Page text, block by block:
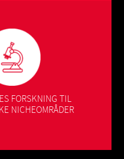
FORSKNING TIL
NICHEOMRÅDER
der gør det lettere at
sjældne sygdomme
såsom keratokonus.